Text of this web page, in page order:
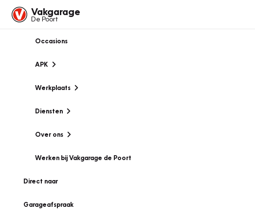
Vakgarage
De Poort
Occasions
APK
Werkplaats
Diensten
Over ons
Werken bij Vakgarage de Poort
Direct naar
Garageafspraak